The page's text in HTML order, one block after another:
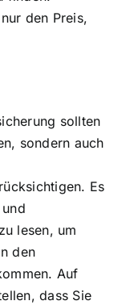
den Preis,
sollten
sondern auch
Es
lesen, um
den
Auf
dass Sie